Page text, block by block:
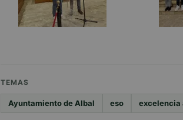
TEMAS
Ayuntamiento de Albal eso excelencia